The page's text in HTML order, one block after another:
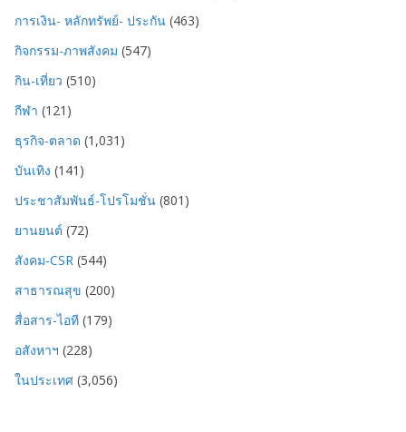
การเงิน- หลักทรัพย์- ประกัน (463)
กิจกรรม-ภาพสังคม (547)
กิน-เที่ยว (510)
กีฬา (121)
ธุรกิจ-ตลาด (1,031)
บันเทิง (141)
ประชาสัมพันธ์-โปรโมชั่น (801)
ยานยนต์ (72)
สังคม-CSR (544)
สาธารณสุข (200)
สื่อสาร-ไอที (179)
อสังหาฯ (228)
ในประเทศ (3,056)